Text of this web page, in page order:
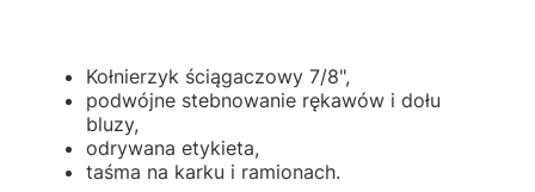
Kołnierzyk ściągaczowy 7/8",
podwójne stebnowanie rękawów i dołu
bluzy,
odrywana etykieta,
taśma na karku i ramionach.